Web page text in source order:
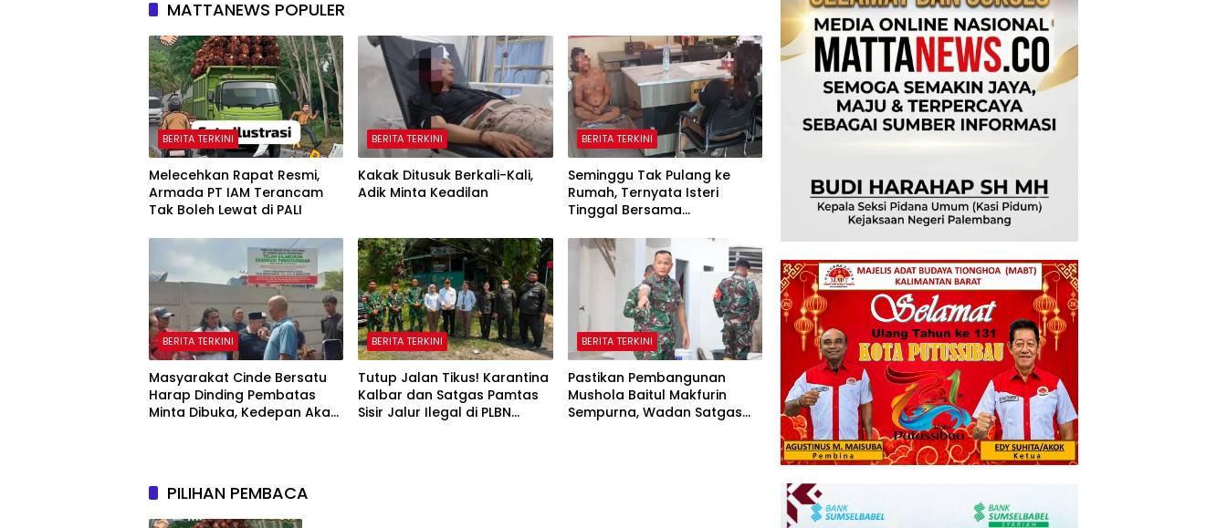
MATTANEWS POPULER
BERITA TERKINI
Melecehkan Rapat Resmi,
Armada PT IAM Terancam
Tak Boleh Lewat di PALI
BERITA TERKINI
Kakak Ditusuk Berkali-Kali,
Adik Minta Keadilan
BERITA TERKINI
Seminggu Tak Pulang ke
Rumah, Ternyata Isteri
Tinggal Bersama
BERITA TERKINI
Masyarakat Cinde Bersatu
Harap Dinding Pembatas
Minta Dibuka, Kedepan Akan
BERITA TERKINI
Tutup Jalan Tikus! Karantina
Kalbar dan Satgas Pamtas
Sisir Jalur Ilegal di PLBN
BERITA TERKINI
Pastikan Pembangunan
Mushola Baitul Makfurin
Sempurna, Wadan Satgas
PILIHAN PEMBACA